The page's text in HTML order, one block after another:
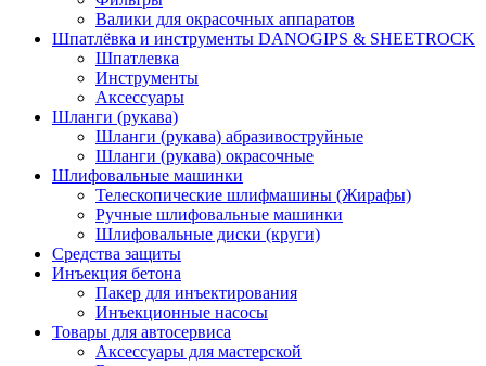
Валики для окрасочных аппаратов
Шпатлёвка и инструменты DANOGIPS & SHEETROCK
Шпатлевка
Инструменты
Аксессуары
Шланги (рукава)
Шланги (рукава) абразивоструйные
Шланги (рукава) окрасочные
Шлифовальные машинки
Телескопические шлифмашины (Жирафы)
Ручные шлифовальные машинки
Шлифовальные диски (круги)
Средства защиты
Инъекция бетона
Пакер для инъектирования
Инъекционные насосы
Товары для автосервиса
Аксессуары для мастерской